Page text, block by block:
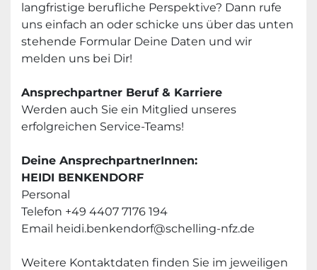
langfristige berufliche Perspektive? Dann rufe
uns einfach an oder schicke uns über das unten
stehende Formular Deine Daten und wir
melden uns bei Dir!
Ansprechpartner Beruf & Karriere
Werden auch Sie ein Mitglied unseres
erfolgreichen Service-Teams!
Deine AnsprechpartnerInnen:
HEIDI BENKENDORF
Personal
Telefon +49 4407 7176 194
Email heidi.benkendorf@schelling-nfz.de
Weitere Kontaktdaten finden Sie im jeweiligen